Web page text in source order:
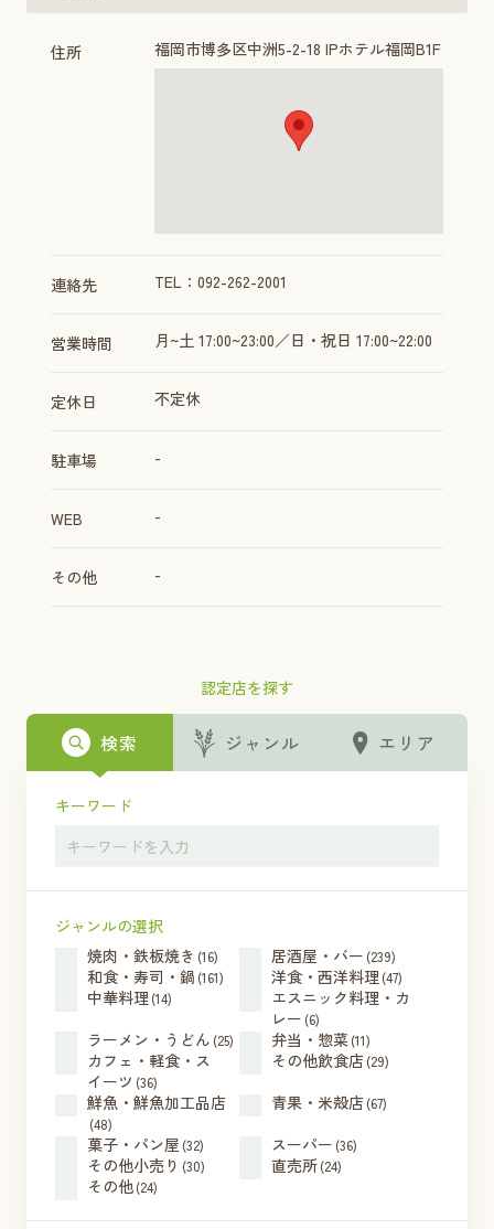
認定店を探す
検索 ジャンル エリア
キーワード
ジャンルの選択
焼肉・鉄板焼き (16) 居酒屋・バー (239)
和食・寿司・鍋 (161) 洋食・西洋料理 (47)
中華料理 (14)
エスニック料理・カ
レー (6)
ラーメン・うどん (25) 弁当・惣菜(11)
カフェ・軽食・ス
イーツ (36)
その他飲食店(29)
鮮魚・鮮魚加工品店
(48)
青果・米殻店(67)
菓子・パン屋 (32) スーパー (36)
その他小売り (30) 直売所(24)
その他(24)
住所 福岡市博多区中洲5-2-18 IPホテル福岡B1F
連絡先 TEL：092-262-2001
営業時間 月~土 17:00~23:00／日・祝日 17:00~22:00
定休日 不定休
駐車場 -
WEB -
その他 -